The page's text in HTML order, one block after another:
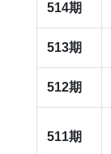
514期
513期
512期
511期